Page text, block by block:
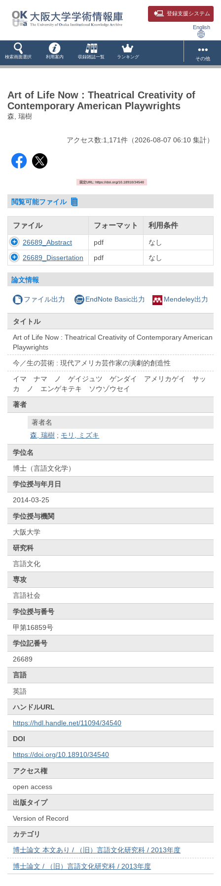
登録支援システム
English
検索画面選択 利用案内 収録雑誌一覧 ランキング その他
Art of Life Now : Theatrical Creativity of
Contemporary American Playwrights
森, 瑞樹
アクセス数:1,171件 （2026-08-07 06:10 集計）
固定URL: https://doi.org/10.18910/34540
閲覧可能ファイル
ファイル フォーマット 利用条件
26689_Abstract pdf
なし
26689_Dissertation
pdf なし
論文情報
ファイル出力 EndNote Basic出力 Mendeley出力
タイトル
Art of Life Now : Theatrical Creativity of Contemporary American
Playwrights
今／生の芸術 : 現代アメリカ芸作家の演劇的創造性
イマ ナマ ノ ゲイジュツ ゲンダイ アメリカゲイ サッ
カ ノ エンゲキテキ ソウゾウセイ
著者
著者名
森, 瑞樹 ; モリ, ミズキ
学位名
博士（言語文化学）
学位授与年月日
2014-03-25
学位授与機関
大阪大学
研究科
言語文化
専攻
言語社会
学位授与番号
甲第16859号
学位記番号
26689
言語
英語
ハンドルURL
https://hdl.handle.net/11094/34540
DOI
https://doi.org/10.18910/34540
アクセス権
open access
出版タイプ
Version of Record
カテゴリ
博士論文 本文あり / （旧）言語文化研究科 / 2013年度
博士論文 / （旧）言語文化研究科 / 2013年度